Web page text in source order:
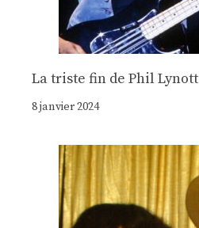
La triste fin de Phil Lynott
8 janvier 2024